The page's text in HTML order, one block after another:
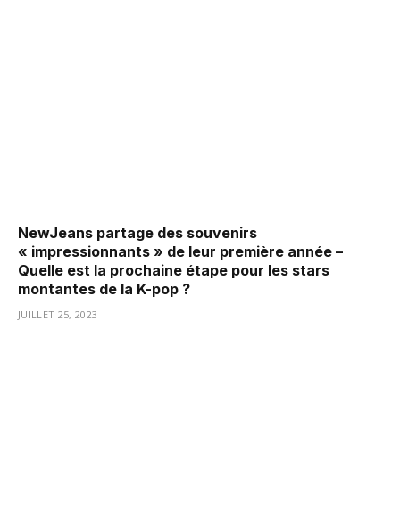
NewJeans partage des souvenirs
« impressionnants » de leur première année –
Quelle est la prochaine étape pour les stars
montantes de la K-pop ?
JUILLET 25, 2023